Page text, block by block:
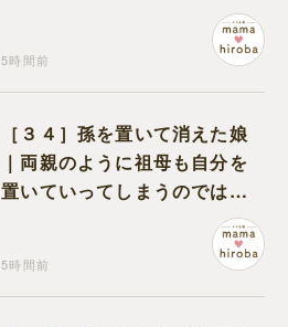
5時間前
［３４］孫を置いて消えた娘
｜両親のように祖母も自分を
置いていってしまうのでは？
と怯えて泣く孫に心が痛む
5時間前